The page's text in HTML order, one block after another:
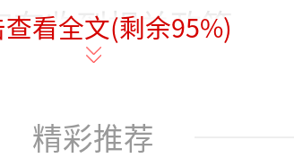
收到相关政策。
日起，新冠疫苗将
查看全文(剩余95%)
精彩推荐